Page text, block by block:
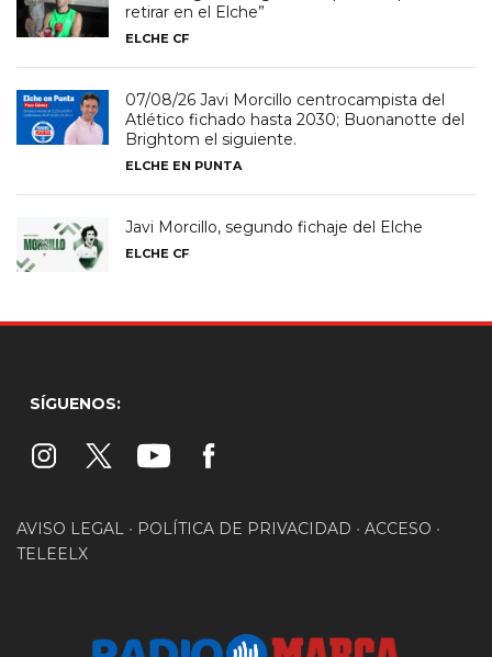
retirar en el Elche”
ELCHE CF
07/08/26 Javi Morcillo centrocampista del
Atlético fichado hasta 2030; Buonanotte del
Brightom el siguiente.
ELCHE EN PUNTA
Javi Morcillo, segundo fichaje del Elche
ELCHE CF
SÍGUENOS:
AVISO LEGAL • POLÍTICA DE PRIVACIDAD • ACCESO •
TELEELX